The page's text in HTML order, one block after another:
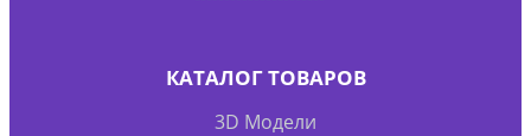
КАТАЛОГ ТОВАРОВ
3D Модели